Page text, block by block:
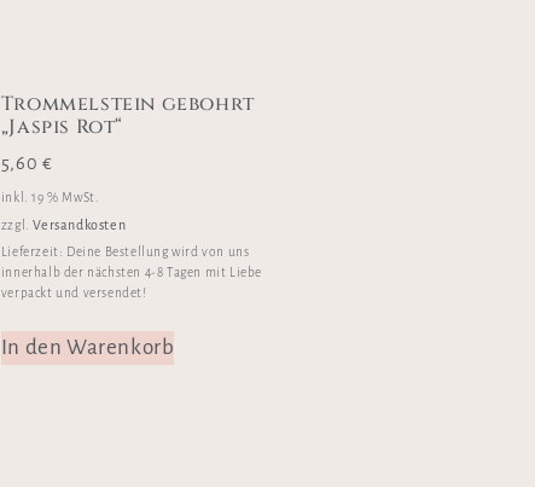
Trommelstein gebohrt
„Jaspis Rot“
5,60 €
inkl. 19 % MwSt.
zzgl.Versandkosten
Lieferzeit: Deine Bestellung wird von uns
innerhalb der nächsten 4-8 Tagen mit Liebe
verpackt und versendet!
In den Warenkorb